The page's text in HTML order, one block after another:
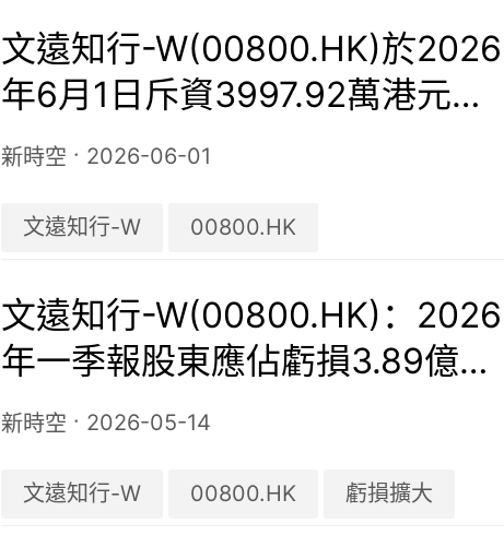
文遠知行-W(00800.HK)於2026
年6月1日斥資3997.92萬港元回
購191.51萬股
新時空 · 2026-06-01
文遠知行-W 00800.HK
文遠知行-W(00800.HK)：2026
年一季報股東應佔虧損3.89億人
民幣元，虧損同比擴大1.04%
新時空 · 2026-05-14
文遠知行-W 00800.HK 虧損擴大